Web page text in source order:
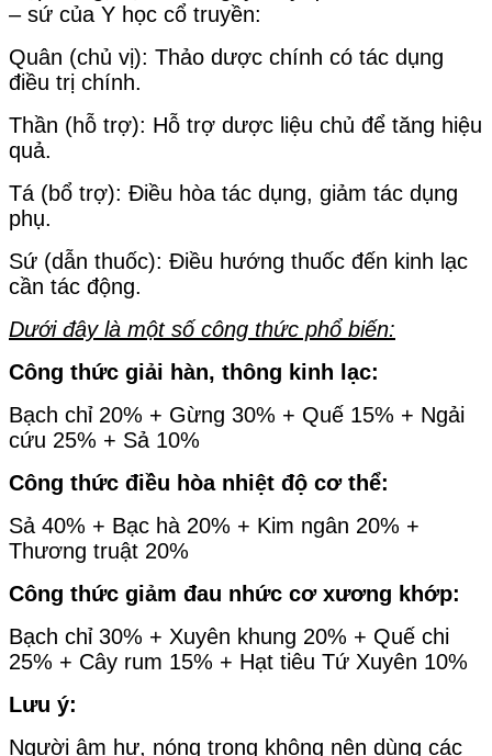
– sứ của Y học cổ truyền:
Quân (chủ vị): Thảo dược chính có tác dụng
điều trị chính.
Thần (hỗ trợ): Hỗ trợ dược liệu chủ để tăng hiệu
quả.
Tá (bổ trợ): Điều hòa tác dụng, giảm tác dụng
phụ.
Sứ (dẫn thuốc): Điều hướng thuốc đến kinh lạc
cần tác động.
Dưới đây là một số công thức phổ biến:
Công thức giải hàn, thông kinh lạc:
Bạch chỉ 20% + Gừng 30% + Quế 15% + Ngải
cứu 25% + Sả 10%
Công thức điều hòa nhiệt độ cơ thể:
Sả 40% + Bạc hà 20% + Kim ngân 20% +
Thương truật 20%
Công thức giảm đau nhức cơ xương khớp:
Bạch chỉ 30% + Xuyên khung 20% + Quế chi
25% + Cây rum 15% + Hạt tiêu Tứ Xuyên 10%
Lưu ý:
Người âm hư, nóng trong không nên dùng các